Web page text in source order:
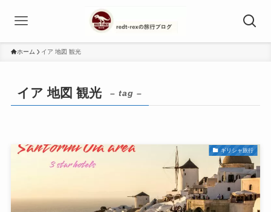
ホーム イア 地図 観光
イア 地図 観光 – tag –
ギリシャ旅行